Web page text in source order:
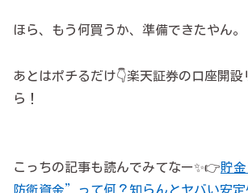
ほら、もう何買うか、準備できたやん。
あとはポチるだけ👇楽天証券の口座開設
ら！
こっちの記事も読んでみてなー✨👉貯
防衛資金”って何？知らんとヤバい安